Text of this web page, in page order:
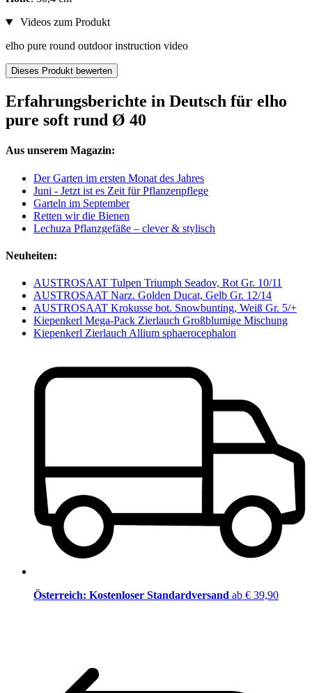
Videos zum Produkt
elho pure round outdoor instruction video
Dieses Produkt bewerten
Erfahrungsberichte in Deutsch für elho
pure soft rund Ø 40
Aus unserem Magazin:
Der Garten im ersten Monat des Jahres
Juni - Jetzt ist es Zeit für Pflanzenpflege
Garteln im September
Retten wir die Bienen
Lechuza Pflanzgefäße – clever & stylisch
Neuheiten:
AUSTROSAAT Tulpen Triumph Seadov, Rot Gr. 10/11
AUSTROSAAT Narz. Golden Ducat, Gelb Gr. 12/14
AUSTROSAAT Krokusse bot. Snowbunting, Weiß Gr. 5/+
Kiepenkerl Mega-Pack Zierlauch Großblumige Mischung
Kiepenkerl Zierlauch Allium sphaerocephalon
Österreich: Kostenloser Standardversand ab € 39,90